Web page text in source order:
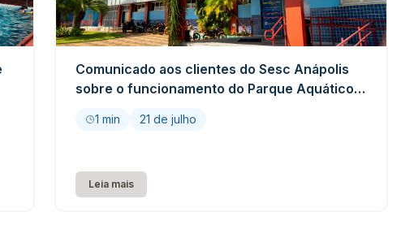
Comunicado aos clientes do Sesc Anápolis
sobre o funcionamento do Parque Aquático e
1 min 21 de julho
Leia mais